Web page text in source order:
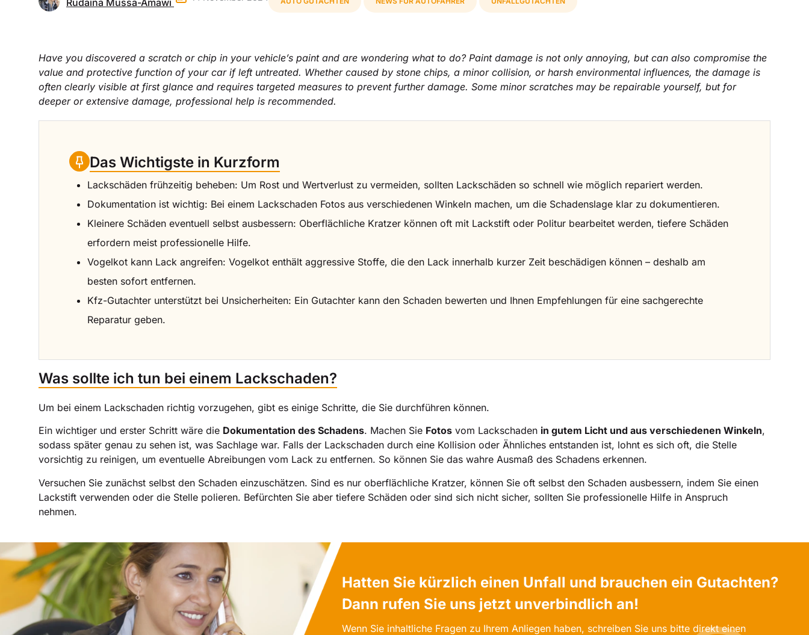
Rudaina Mussa-Amawi
Have you discovered a scratch or chip in your vehicle’s paint and are wondering what to do? Paint damage is not only annoying, but can also compromise the
value and protective function of your car if left untreated. Whether caused by stone chips, a minor collision, or harsh environmental influences, the damage is
often clearly visible at first glance and requires targeted measures to prevent further damage. Some minor scratches may be repairable yourself, but for
deeper or extensive damage, professional help is recommended.
Das Wichtigste in Kurzform
Lackschäden frühzeitig beheben: Um Rost und Wertverlust zu vermeiden, sollten Lackschäden so schnell wie möglich repariert werden.
Dokumentation ist wichtig: Bei einem Lackschaden Fotos aus verschiedenen Winkeln machen, um die Schadenslage klar zu dokumentieren.
Kleinere Schäden eventuell selbst ausbessern: Oberflächliche Kratzer können oft mit Lackstift oder Politur bearbeitet werden, tiefere Schäden
erfordern meist professionelle Hilfe.
Vogelkot kann Lack angreifen: Vogelkot enthält aggressive Stoffe, die den Lack innerhalb kurzer Zeit beschädigen können – deshalb am
besten sofort entfernen.
Kfz-Gutachter unterstützt bei Unsicherheiten: Ein Gutachter kann den Schaden bewerten und Ihnen Empfehlungen für eine sachgerechte
Reparatur geben.
Was sollte ich tun bei einem Lackschaden?
Um bei einem Lackschaden richtig vorzugehen, gibt es einige Schritte, die Sie durchführen können.
Ein wichtiger und erster Schritt wäre die Dokumentation des Schadens. Machen Sie Fotos vom Lackschaden in gutem Licht und aus verschiedenen Winkeln,
sodass später genau zu sehen ist, was Sachlage war. Falls der Lackschaden durch eine Kollision oder Ähnliches entstanden ist, lohnt es sich oft, die Stelle
vorsichtig zu reinigen, um eventuelle Abreibungen vom Lack zu entfernen. So können Sie das wahre Ausmaß des Schadens erkennen.
Versuchen Sie zunächst selbst den Schaden einzuschätzen. Sind es nur oberflächliche Kratzer, können Sie oft selbst den Schaden ausbessern, indem Sie einen
Lackstift verwenden oder die Stelle polieren. Befürchten Sie aber tiefere Schäden oder sind sich nicht sicher, sollten Sie professionelle Hilfe in Anspruch
nehmen.
Hatten Sie kürzlich einen Unfall und brauchen ein Gutachten?
Dann rufen Sie uns jetzt unverbindlich an!
Wenn Sie inhaltliche Fragen zu Ihrem Anliegen haben, schreiben Sie uns bitte direkt einen